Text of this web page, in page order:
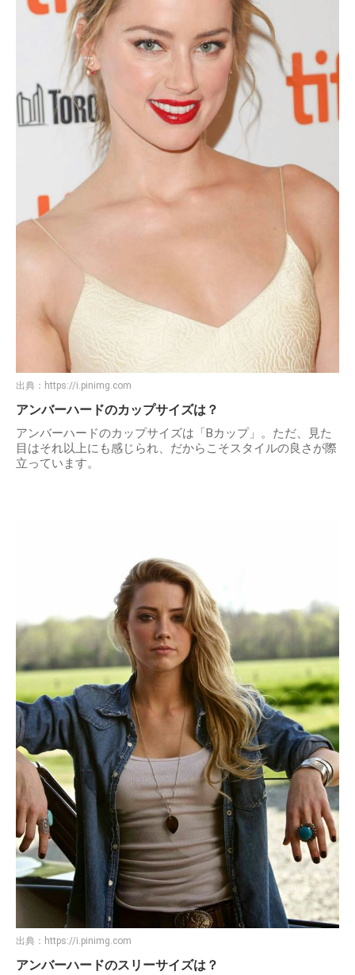
出典： https://i.pinimg.com
アンバーハードのカップサイズは？
アンバーハードのカップサイズは「Bカップ」。ただ、見た
目はそれ以上にも感じられ、だからこそスタイルの良さが際
立っています。
出典： https://i.pinimg.com
アンバーハードのスリーサイズは？